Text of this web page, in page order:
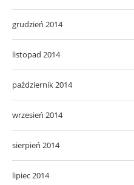
grudzień 2014
listopad 2014
październik 2014
wrzesień 2014
sierpień 2014
lipiec 2014